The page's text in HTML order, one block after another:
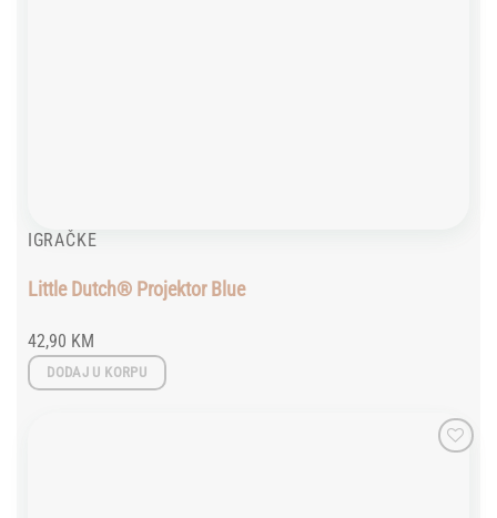
IGRAČKE
Little Dutch® Projektor Blue
42,90 KM
DODAJ U KORPU